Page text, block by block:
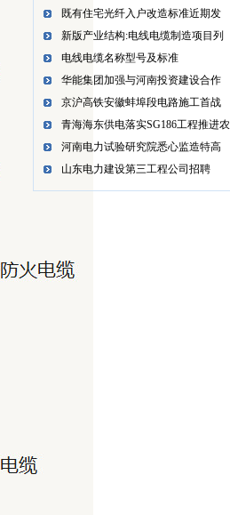
既有住宅光纤入户改造标准近期发
新版产业结构:电线电缆制造项目列
电线电缆名称型号及标准
华能集团加强与河南投资建设合作
京沪高铁安徽蚌埠段电路施工首战
青海海东供电落实SG186工程推进农
河南电力试验研究院悉心监造特高
山东电力建设第三工程公司招聘